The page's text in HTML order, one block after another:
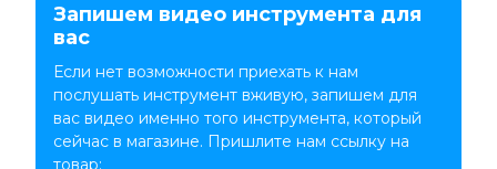
Запишем видео инструмента для
вас
Если нет возможности приехать к нам
послушать инструмент вживую, запишем для
вас видео именно того инструмента, который
сейчас в магазине. Пришлите нам ссылку на
товар: